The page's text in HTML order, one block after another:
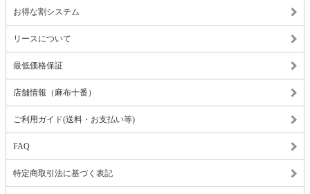
お得な割システム
リースについて
最低価格保証
店舗情報（麻布十番）
ご利用ガイド(送料・お支払い等)
FAQ
特定商取引法に基づく表記